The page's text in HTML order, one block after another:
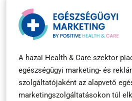
A hazai Health & Care szektor
egészségügyi marketing- és
szolgáltatójaként az alapvető
marketingszolgáltatásokon túl